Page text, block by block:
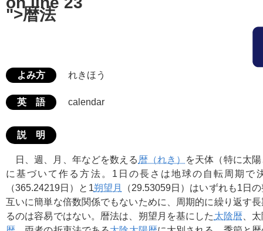
">暦法
よみ方 れきほう
英 語 calendar
説 明
日、週、月、年などを数える 暦（れき）
を天体（特に太
に基づいて作る方法。1日の長さは地球の自転周期で
（365.24219日）と1朔望月
（29.53059日）はいずれも1日
互いに簡単な倍数関係でもないために、周期的に繰り返す
るのは容易ではない。暦法は、朔望月を基にした 太陰暦 、